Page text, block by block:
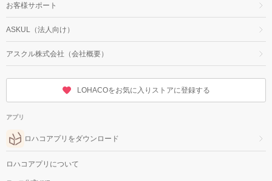
お客様サポート
ASKUL（法人向け）
アスクル株式会社（会社概要）
LOHACOをお気に入りストアに登録する
アプリ
ロハコアプリをダウンロード
ロハコアプリについて